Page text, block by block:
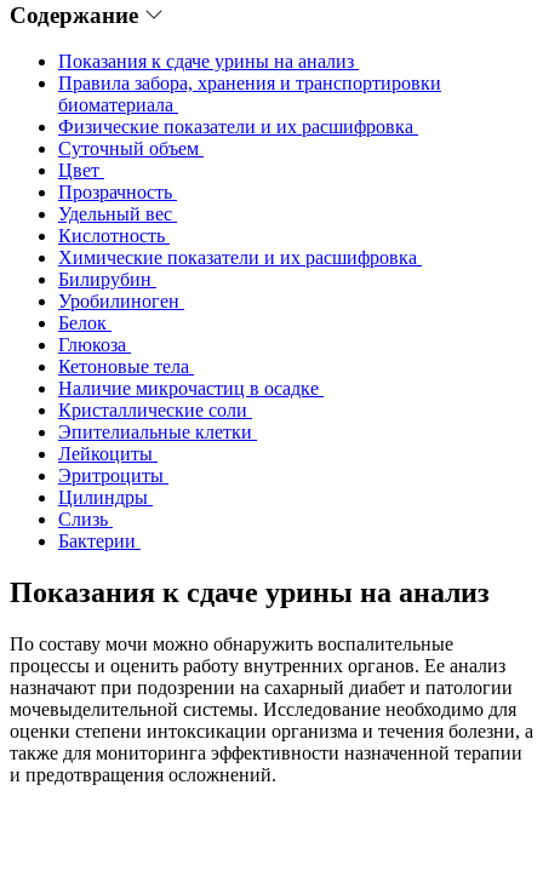
Содержание
Показания к сдаче урины на анализ
Правила забора, хранения и транспортировки
биоматериала
Физические показатели и их расшифровка
Суточный объем
Цвет
Прозрачность
Удельный вес
Кислотность
Химические показатели и их расшифровка
Билирубин
Уробилиноген
Белок
Глюкоза
Кетоновые тела
Наличие микрочастиц в осадке
Кристаллические соли
Эпителиальные клетки
Лейкоциты
Эритроциты
Цилиндры
Слизь
Бактерии
Показания к сдаче урины на анализ
По составу мочи можно обнаружить воспалительные
процессы и оценить работу внутренних органов. Ее анализ
назначают при подозрении на сахарный диабет и патологии
мочевыделительной системы. Исследование необходимо для
оценки степени интоксикации организма и течения болезни, а
также для мониторинга эффективности назначенной терапии
и предотвращения осложнений.